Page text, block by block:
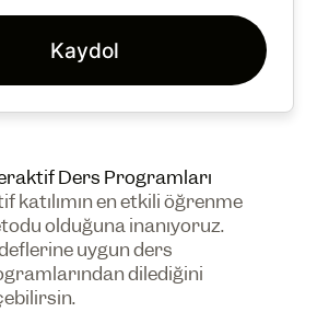
Kaydol
Ders Programları
katılımın en etkili öğrenme
olduğuna inanıyoruz.
uygun ders
dilediğini